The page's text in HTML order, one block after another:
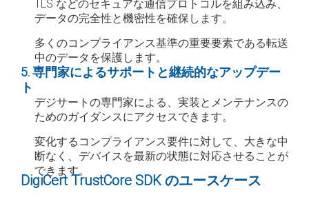
TLS などのセキュアな通信プロトコルを組み込み、
データの完全性と機密性を確保します。
多くのコンプライアンス基準の重要要素である転送
中のデータを保護します。
5. 専門家によるサポートと継続的なアップデー
ト
デジサートの専門家による、実装とメンテナンスの
ためのガイダンスにアクセスできます。
変化するコンプライアンス要件に対して、大きな中
断なく、デバイスを最新の状態に対応させることが
できます。
DigiCert TrustCore SDK のユースケース